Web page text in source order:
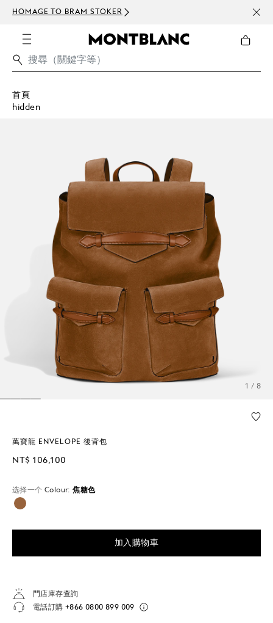
HOMAGE TO BRAM STOKER 訂閱
首頁
hidden
1 / 8
萬寶龍 ENVELOPE 後背包
NT$ 106,100
选择一个 Colour: 焦糖色
已選擇
加入購物車
門店庫存查詢
電話訂購 +866 0800 899 009